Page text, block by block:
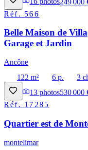
Réf. 566
Belle Maison de
Garage et Jardin
Ancône
122 m²
6 p. 3
13 photos530 000
Réf. 17285
Quartier est de
montelimar